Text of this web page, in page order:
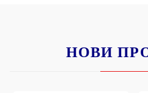
НОВИ